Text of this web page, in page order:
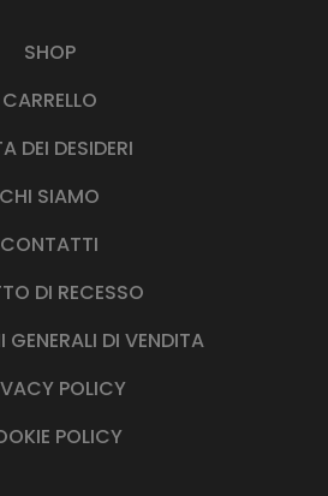
SHOP
CARRELLO
DEI DESIDERI
CHI SIAMO
CONTATTI
DI RECESSO
DI VENDITA
POLICY
POLICY